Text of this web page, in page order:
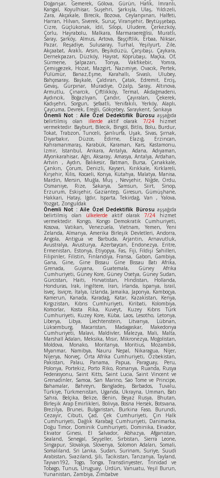
Doğanşar, Gemerek, Gölova, Gürün, Hafik, İmranlı,
Kangal, Koyulhisar, Suşehri, Şarkışla, Ulaş, Yıldızeli,
Zara, Akçakale, Birecik, Bozova, Ceylanpınarı, Halfeti,
Harran, Hilvan, Siverek, Suruç, Viranşehir, Beytüşşebap,
Cizre, Güçlükonak, İdil, Silopi, Uludere, Çerkezköy,
Çorlu, Hayrabolu, Malkara, Marmaraereğlisi, Muratlı,
Saray, Şarköy, Almus, Artova, Başçiftlik, Erbaa, Niksar,
Pazar, Reşadiye, Sulusaray, Turhal, Yeşilyurt, Zile,
Akçaabat, Araklı, Arsin, Beşikdüzü, Çarşıbaşı, Çaykara,
Dernekpazarı, Düzköy, Hayrat, Köprübaşı, Maçka, Of,
Sürmene, Şalpazarı, Tonya, Vakfıkebir, Yomra,
Çemişgezek, Hozat, Mazgirt, Nazımiye, Ovacık, Pertek,
Pülümür, Banaz,Eşme, Karahallı, Sivaslı, Ulubey,
Bahçesaray, Başkale, Çaldıran, Çatak, Edremit, Erciş,
Gevaş, Gürpınar, Muradiye, Özalp, Saray, Altınova,
Armutlu, Çınarcık, Çiftlikköy, Termal, Akdağmadeni,
Aydıncık, Boğazlıyan, Çandır, Çayıralan, Çekerek,
Kadışehri, Sorgun, Şefaatli, Yenifakılı, Yerköy, Alaplı,
Çaycuma, Devrek, Ereğli, Gökçebey, Saraykent, Sarıkaya
Önemli Not : Aile Özel Dedektiflik Bürosu aşşağıda
belirtilmiş olan illerdeaktif olarak 7/24hizmet
vermektedir. Bayburt, Bilecik, Bingöl, Bitlis, Bolu, Burdur,
Tokat, Trabzon, Tunceli, Şanlıurfa, Uşak, Sivas, Şırnak,
Diyarbakır, Düzce, Edirne, Elazığ, Erzincan,
Kahramanmaraş, Karabük, Karaman, Kars, Kastamonu,
İzmir, İstanbul, Ankara, Antalya, Adana, Adıyaman,
Afyonkarahisar, Ağrı, Aksaray, Amasya, Antalya, Ardahan,
Artvin , Aydın, Balıkesir, Batman, Bursa, Çanakkale,
Çankırı, Çorum, Denizli, Kayseri, Kırıkkale, Kırklareli,
Kırşehir, Kilis, Kocaeli, Konya, Kütahya, Malatya, Manisa,
Mardin, Mersin, Muğla, Muş , Nevşehir, Niğde, Ordu,
Osmaniye, Rize, Sakarya, Samsun, Siirt, Sinop,
Erzurum, Eskişehir, Gaziantep, Giresun, Gümüşhane,
Hakkari, Hatay, Iğdır, Isparta, Tekirdağ, Van , Yalova,
Yozgat, Zonguldak
Önemli Not : Aile Özel Dedektiflik Bürosu aşşağıda
belirtilmiş olan ülkelerdeaktif olarak7/24 hizmet
vermektedir. Kongo, Kongo Demokratik Cumhuriyeti,
Kosova, Vatikan, Venezuela, Vietnam, Yemen, Yeni
Zelanda, Almanya, Amerika Birleşik Devletleri, Andorra,
Angola, Antigua ve Barbuda, Arjantin, Arnavutluk,
Avustralya, Avusturya, Azerbaycan, Endonezya, Eritre,
Ermenistan, Estonya, Etiyopya, Fas, Fiji, Fildişi Sahilleri,
Filipinler, Filistin, Finlandiya, Fransa, Gabon, Gambiya,
Gana, Gine, Gine Bissau Gine Bissau Batı Afrika,
Grenada, Guyana, Guatemala, Güney Afrika
Cumhuriyeti, Güney Kore, Güney Osetya, Güney Sudan,
Gürcistan, Haiti, Hırvatistan, Hindistan, Hollanda,
Honduras, Irak, İngiltere, İran, İrlanda, İspanya, İsrail,
İsveç, İsviçre, İtalya, İzlanda, Jamaika, Japonya, Kamboçya,
Kamerun, Kanada, Karadağ, Katar, Kazakistan, Kenya,
Kırgızistan, Kıbrıs Cumhuriyeti, Kiribati, Kolombiya,
Komorlar, Kosta Rika, Kuveyt, Kuzey Kıbrıs Türk
Cumhuriyeti, Kuzey Kore, Küba, Laos, Lesotho, Letonya,
Liberya, Libya, Liechtenstein, Litvanya, Lübnan,
Lüksemburg, Macaristan, Madagaskar, Makedonya
Cumhuriyeti, Malavi, Maldivler, Malezya, Mali, Malta,
Marshall Adaları, Meksika, Mısır, Mikronezya, Moğolistan,
Moldova, Monako, Moritanya, Moritius, Mozambik,
Myanmar, Namibya, Nauru Nepal, Nikaragua, Nijer,
Nijerya, Norveç, Orta Afrika Cumhuriyeti, Özbekistan,
Pakistan, Palau, Panama, Papua, Paraguay, Peru,
Polonya, Portekiz, Porto Riko, Romanya, Ruanda, Rusya
Federasyonu, Saint Kitts, Saint Lucia, Saint Vincent ve
Grenadinler, Samoa, San Marino, Sao Tome ve Principe,
Bahamalar, Bahreyn, Bangladeş, Barbados, Tuvalu,
Türkiye, Türkmenistan, Uganda, Ukrayna, Umman, Batı
Sahra, Belçika, Belize, Benin, Beyaz Rusya, Bhutan,
Birleşik Arap Emirlikleri, Bolivya, Bosna Hersek, Botsvana,
Brezilya, Brunei, Bulgaristan, Burkina Faso, Burundi,
Cezayir, Cibuti, Çad, Çek Cumhuriyeti, Çin Halk
Cumhuriyeti, Dağlık Karabağ Cumhuriyeti, Danimarka,
Doğu Timor, Dominik Cumhuriyeti, Dominika, Ekvador,
Ekvator Ginesi, El Salvador, Abhazya, Afganistan,
Sealand, Senegal, Seyşeller, Sırbistan, Sierra Leone,
Singapur, Slovakya, Slovenya, Solomon Adaları, Somali,
Somaliland, Sri Lanka, Sudan, Surinam, Suriye, Suudi
Arabistan, Svaziland, Şili, Tacikistan, Tanzanya, Tayland,
Tayvan192, Togo, Tonga, Transdinyester, Trinidad ve
Tobago, Tunus, Uruguay, Ürdün, Vanuatu, Yeşil Burun,
Yunanistan, Zambiya, Zimbabve